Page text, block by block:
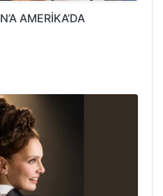
AMERİKA’DA